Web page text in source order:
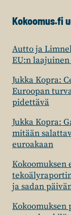
Kokoomus.fi
Autto ja
EU:n
Jukka Kopra:
Euroopan
pidettävä
Jukka Kopra:
mitään
euroakaan
ja sadan